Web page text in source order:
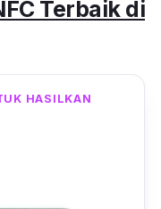
Terbaik di
HASILKAN